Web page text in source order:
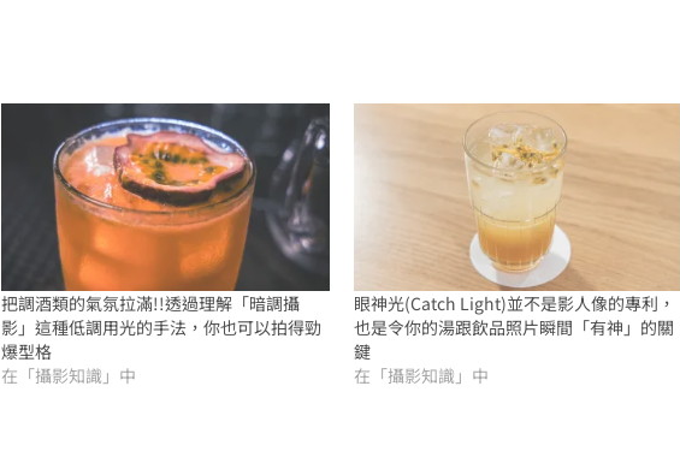
把調酒類的氣氛拉滿!!透過理解「暗調攝
影」這種低調用光的手法，你也可以拍得勁
爆型格
在「攝影知識」中
眼神光(Catch Light)並不是影人像的專利，
也是令你的湯跟飲品照片瞬間「有神」的關
鍵
在「攝影知識」中